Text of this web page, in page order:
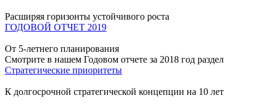
Расширяя горизонты устойчивого роста
ГОДОВОЙ ОТЧЕТ 2019
От 5-летнего планирования
Смотрите в нашем Годовом отчете за 2018 год раздел
Стратегические приоритеты
К долгосрочной стратегической концепции на 10 лет